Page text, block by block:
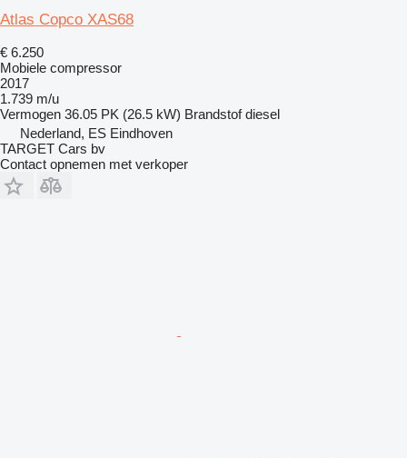
Atlas Copco XAS68
€ 6.250
Mobiele compressor
2017
1.739 m/u
Vermogen 36.05 PK (26.5 kW) Brandstof diesel
Nederland, ES Eindhoven
TARGET Cars bv
Contact opnemen met verkoper